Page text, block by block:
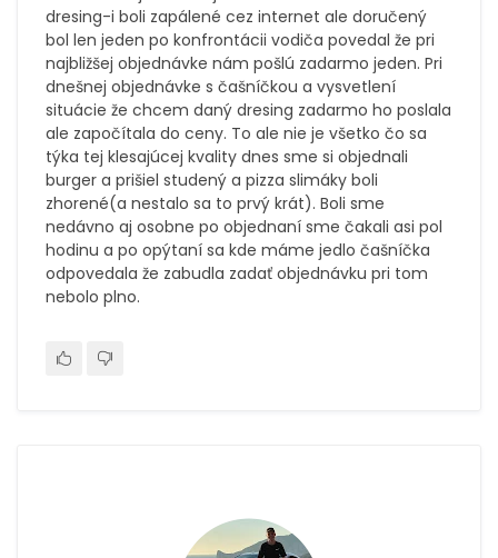
dresing-i boli zapálené cez internet ale doručený
bol len jeden po konfrontácii vodiča povedal že pri
najbližšej objednávke nám pošlú zadarmo jeden. Pri
dnešnej objednávke s čašníčkou a vysvetlení
situácie že chcem daný dresing zadarmo ho poslala
ale započítala do ceny. To ale nie je všetko čo sa
týka tej klesajúcej kvality dnes sme si objednali
burger a prišiel studený a pizza slimáky boli
zhorené(a nestalo sa to prvý krát). Boli sme
nedávno aj osobne po objednaní sme čakali asi pol
hodinu a po opýtaní sa kde máme jedlo čašníčka
odpovedala že zabudla zadať objednávku pri tom
nebolo plno.